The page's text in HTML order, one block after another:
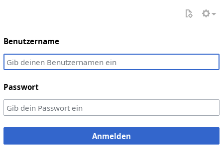
Benutzername
Passwort
Anmelden